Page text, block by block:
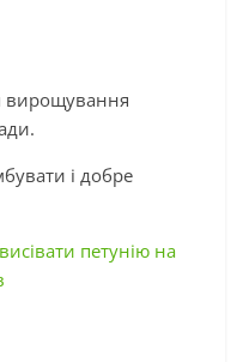
вирощування
і добре
петунію на